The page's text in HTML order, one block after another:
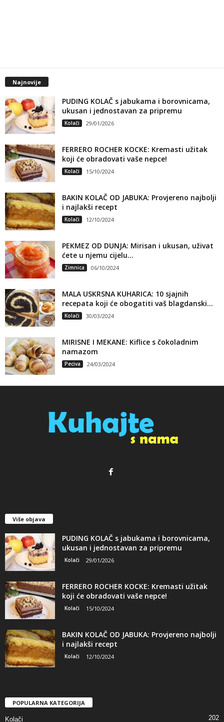
Najnovije
PUDING KOLAČ s jabukama i borovnicama,
ukusan i jednostavan za pripremu
Kolači 29/01/2026
FERRERO ROCHER KOCKE: Kremasti užitak
koji će obradovati vaše nepce!
Kolači 15/10/2024
BAKIN KOLAČ OD JABUKA: Provjereno najbolji
i najlakši recept
Kolači 12/10/2024
PEKMEZ OD DUNJA: Mirisan i ukusan, uživat
ćete u njemu cijelu...
Zimnica 06/10/2024
MALA USKRSNA KUHARICA: 10 sjajnih
recepata koji će obogatiti vaš blagdanski...
Kolači 30/03/2024
MIRISNE I MEKANE: Kiflice s čokoladnim
namazom
Peciva 24/03/2024
Više objava
PUDING KOLAČ s jabukama i borovnicama,
ukusan i jednostavan za pripremu
Kolači 29/01/2026
FERRERO ROCHER KOCKE: Kremasti užitak
koji će obradovati vaše nepce!
Kolači 15/10/2024
BAKIN KOLAČ OD JABUKA: Provjereno najbolji
i najlakši recept
Kolači 12/10/2024
POPULARNA KATEGORIJA
Kolači 202